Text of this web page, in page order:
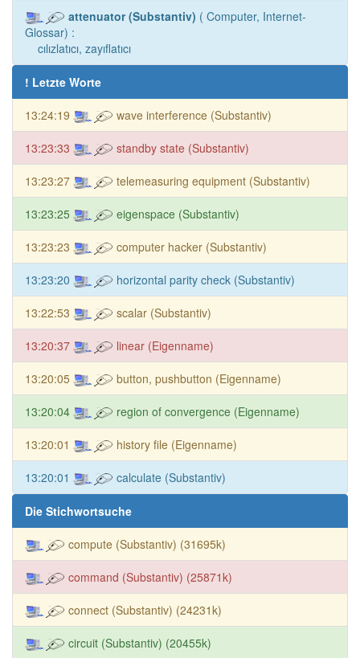
attenuator (Substantiv) ( Computer, Internet-
Glossar) :
cılızlatıcı, zayıflatıcı
! Letzte Worte
13:24:19 wave interference (Substantiv)
13:23:33 standby state (Substantiv)
13:23:27 telemeasuring equipment (Substantiv)
13:23:25 eigenspace (Substantiv)
13:23:23 computer hacker (Substantiv)
13:23:20 horizontal parity check (Substantiv)
13:22:53 scalar (Substantiv)
13:20:37 linear (Eigenname)
13:20:05 button, pushbutton (Eigenname)
13:20:04 region of convergence (Eigenname)
13:20:01 history file (Eigenname)
13:20:01 calculate (Substantiv)
Die Stichwortsuche
compute (Substantiv) (31695k)
command (Substantiv) (25871k)
connect (Substantiv) (24231k)
circuit (Substantiv) (20455k)